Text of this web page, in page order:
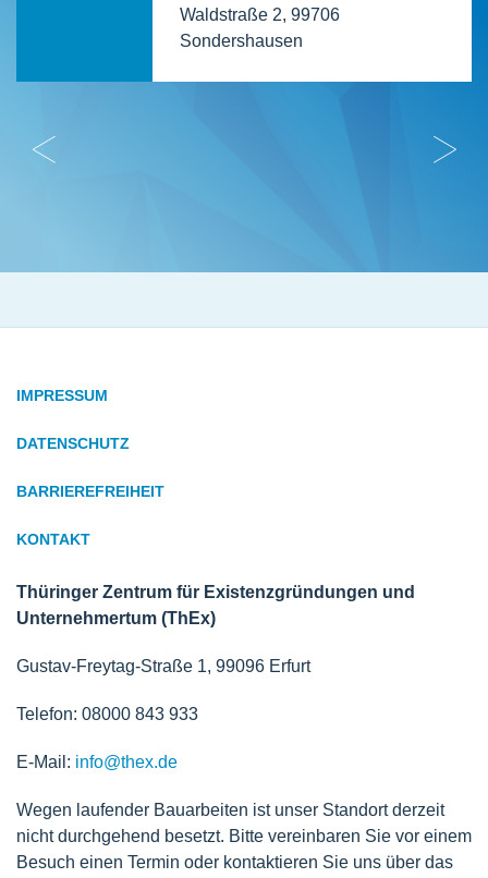
Waldstraße 2, 99706
Sondershausen
IMPRESSUM
DATENSCHUTZ
BARRIEREFREIHEIT
KONTAKT
Thüringer Zentrum für Existenzgründungen und
Unternehmertum (ThEx)
Gustav-Freytag-Straße 1, 99096 Erfurt
Telefon: 08000 843 933
E-Mail: info@thex.de
Wegen laufender Bauarbeiten ist unser Standort derzeit
nicht durchgehend besetzt. Bitte vereinbaren Sie vor einem
Besuch einen Termin oder kontaktieren Sie uns über das